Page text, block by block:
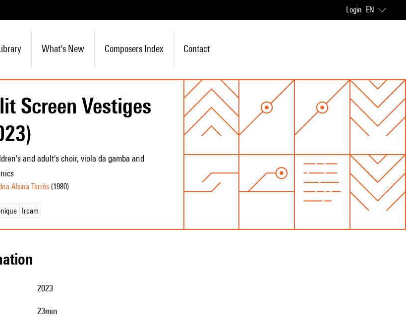
Login EN
What's New Composers Index Contact
Screen Vestiges
and adult's choir, viola da gamba and
Alsina Tarrés(1980)
Ircam
2023
23min